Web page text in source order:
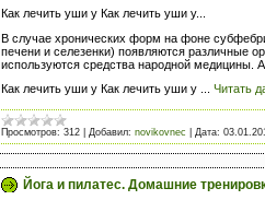
Как лечить уши у Как лечить уши у...
В случае хронических форм на фоне
печени и селезенки) появляются различные
используются средства народной медицины.
Как лечить уши у Как лечить уши у
Читать
Просмотров: 312 Добавил: novikovnec Дата:
Йога и пилатес. Домашние